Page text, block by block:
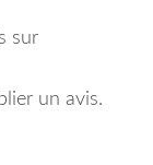
sur
un avis.